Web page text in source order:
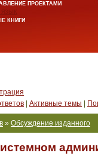
ПРОЕКТАМИ
ЯЗЫК
КНИГИ
Активные темы
» Обсуждение изданного